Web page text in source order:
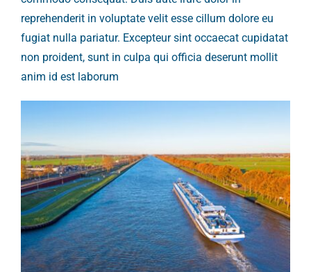
reprehenderit in voluptate velit esse cillum dolore eu
fugiat nulla pariatur. Excepteur sint occaecat cupidatat
non proident, sunt in culpa qui officia deserunt mollit
anim id est laborum